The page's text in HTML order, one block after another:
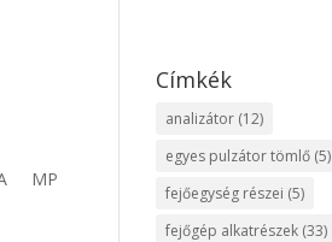
MP
Címkék
analizátor(12)
egyes pulzátor tömlő(5)
fejőegység részei (5)
fejőgép alkatrészek(33)